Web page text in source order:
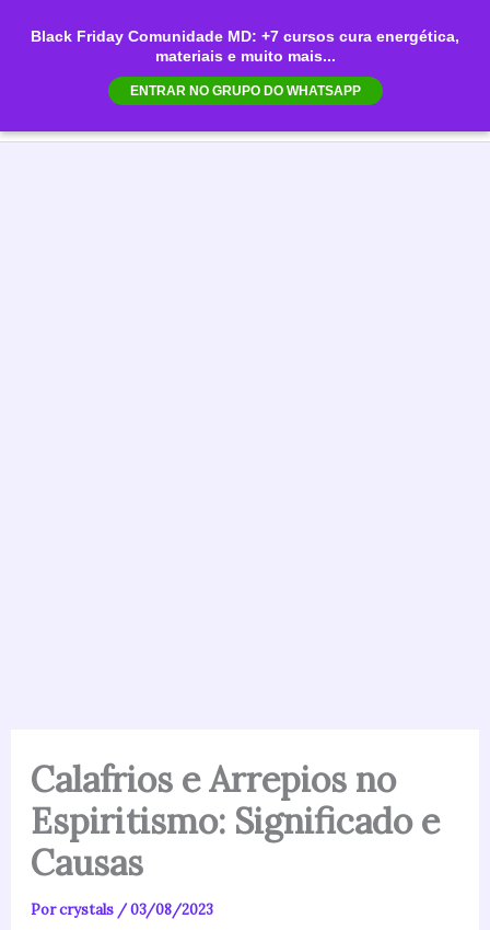
Black Friday Comunidade MD: +7 cursos cura energética,
materiais e muito mais...
ENTRAR NO GRUPO DO WHATSAPP
para
Calafrios e Arrepios no
Espiritismo: Significado e
Causas
Porcrystals /03/08/2023